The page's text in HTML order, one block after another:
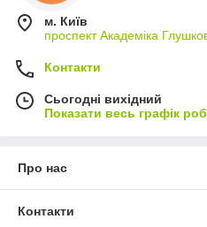
м. Київ
проспект Академіка
Контакти
Сьогодні вихідний
Показати весь графік
Про нас
Контакти